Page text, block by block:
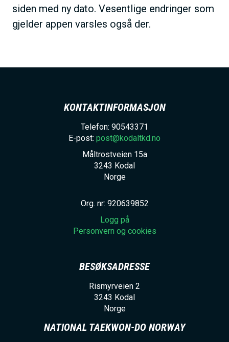
siden med ny dato. Vesentlige endringer som
gjelder appen varsles også der.
KONTAKTINFORMASJON
Telefon: 90543371
E-post: post@kodaltkd.no
Måltrostveien 15a
3243 Kodal
Norge
Org. nr: 920639852
Logg på
Personvern og cookies
BESØKSADRESSE
Rismyrveien 2
3243 Kodal
Norge
NATIONAL TAEKWON-DO NORWAY